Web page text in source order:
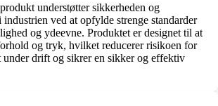
understøtter sikkerheden og
ved at opfylde strenge standarder
og ydeevne. Produktet er designet til at
og tryk, hvilket reducerer risikoen for
drift og sikrer en sikker og effektiv